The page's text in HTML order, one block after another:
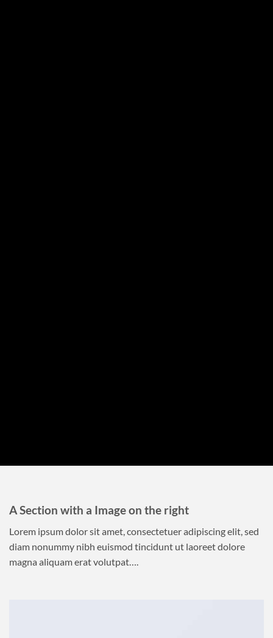
A Section with a Image on the right
Lorem ipsum dolor sit amet, consectetuer adipiscing elit, sed
diam nonummy nibh euismod tincidunt ut laoreet dolore
magna aliquam erat volutpat….